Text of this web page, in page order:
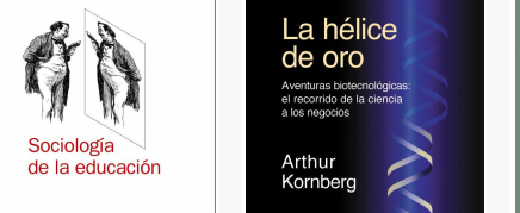
Redes
Revista de Ciencias Sociales. Primera época
Revista de Ciencias Sociales. Segunda época
Fondo editorial
Biomedicina
Coediciones